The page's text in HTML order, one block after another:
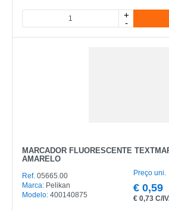
+
-
MARCADOR FLUORESCENTE
AMARELO
Ref. 05665.00
Marca: Pelikan
Modelo: 400140875
Preço uni.
€ 0,59
€ 0,73 C/